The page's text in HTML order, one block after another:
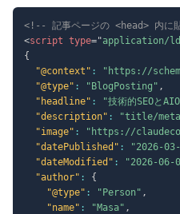
<!-- 記事ページの <head> 内に
<script type="application/
{
"@context" : "https://
"@type" : "BlogPosting" ,
"headline" : "技術的SEOと
"description" :
"title/meta
"image" :
"https://
"datePublished" : "2026-
"dateModified" : "2026-06-
"author" :
{
"@type" : "Person" ,
"name" : "Masa" ,